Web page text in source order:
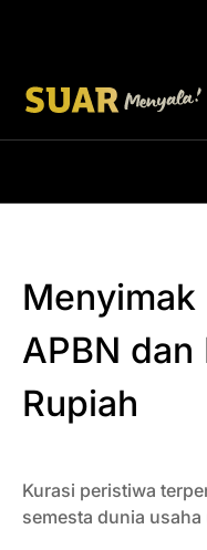
Menyimak
APBN
Rupiah
Kurasi peristiwa
semesta dunia